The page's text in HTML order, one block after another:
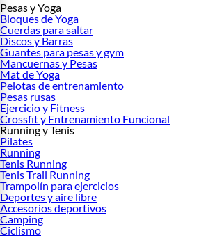
Pesas y Yoga
Bloques de Yoga
Cuerdas para saltar
Discos y Barras
Guantes para pesas y gym
Mancuernas y Pesas
Mat de Yoga
Pelotas de entrenamiento
Pesas rusas
Ejercicio y Fitness
Crossfit y Entrenamiento Funcional
Running y Tenis
Pilates
Running
Tenis Running
Tenis Trail Running
Trampolín para ejercicios
Deportes y aire libre
Accesorios deportivos
Camping
Ciclismo